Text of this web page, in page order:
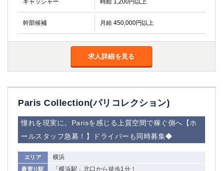
キャッシャー 時給 1,200円以上
幹部候補 月給 450,000円以上
求人詳細を見る
Paris Collection(パリコレクション)
憧れを現実に。Parisを感じる上質空間で稼ぐ側へ【ホ
ールスタッフ急募！】ドライバーも同時募集◆
エリア 横浜
最寄り駅 「横浜駅」北口から徒歩1分！